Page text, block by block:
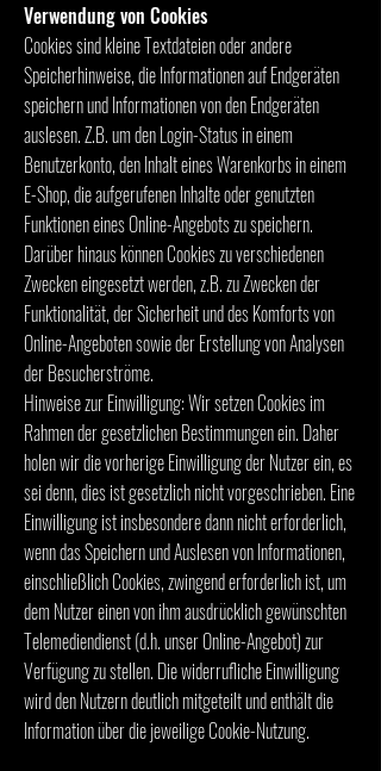
Verwendung von Cookies
Cookies sind kleine Textdateien oder andere
Speicherhinweise, die Informationen auf Endgeräten
speichern und Informationen von den Endgeräten
auslesen. Z.B. um den Login-Status in einem
Benutzerkonto, den Inhalt eines Warenkorbs in einem
E-Shop, die aufgerufenen Inhalte oder genutzten
Funktionen eines Online-Angebots zu speichern.
Darüber hinaus können Cookies zu verschiedenen
Zwecken eingesetzt werden, z.B. zu Zwecken der
Funktionalität, der Sicherheit und des Komforts von
Online-Angeboten sowie der Erstellung von Analysen
der Besucherströme.
Hinweise zur Einwilligung: Wir setzen Cookies im
Rahmen der gesetzlichen Bestimmungen ein. Daher
holen wir die vorherige Einwilligung der Nutzer ein, es
sei denn, dies ist gesetzlich nicht vorgeschrieben. Eine
Einwilligung ist insbesondere dann nicht erforderlich,
wenn das Speichern und Auslesen von Informationen,
einschließlich Cookies, zwingend erforderlich ist, um
dem Nutzer einen von ihm ausdrücklich gewünschten
Telemediendienst (d.h. unser Online-Angebot) zur
Verfügung zu stellen. Die widerrufliche Einwilligung
wird den Nutzern deutlich mitgeteilt und enthält die
Information über die jeweilige Cookie-Nutzung.